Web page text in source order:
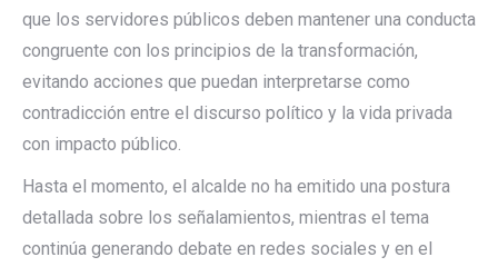
que los servidores públicos deben mantener una conducta
congruente con los principios de la transformación,
evitando acciones que puedan interpretarse como
contradicción entre el discurso político y la vida privada
con impacto público.
Hasta el momento, el alcalde no ha emitido una postura
detallada sobre los señalamientos, mientras el tema
continúa generando debate en redes sociales y en el